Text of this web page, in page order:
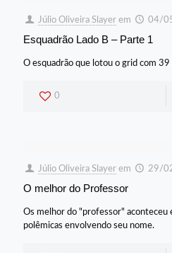
Júlio Oliveira Slayer em 04/
Esquadrão Lado B – Parte 1
O esquadrão que lotou o grid com
0
Júlio Oliveira Slayer em 29/
O melhor do Professor
Os melhor do "professor" aconteceu
polêmicas envolvendo seu nome.